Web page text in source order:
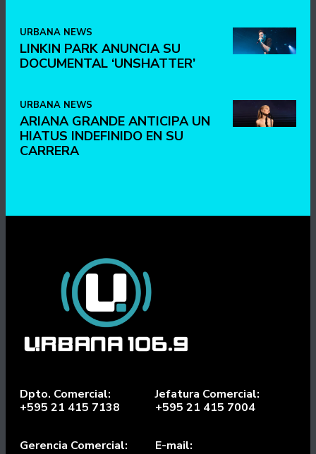
URBANA NEWS
LINKIN PARK ANUNCIA SU
DOCUMENTAL ‘UNSHATTER’
URBANA NEWS
ARIANA GRANDE ANTICIPA UN
HIATUS INDEFINIDO EN SU
CARRERA
Dpto. Comercial:
+595 21 415 7138
Jefatura Comercial:
+595 21 415 7004
Gerencia Comercial:
E-mail: